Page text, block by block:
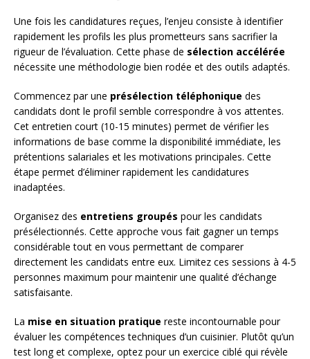
Une fois les candidatures reçues, l’enjeu consiste à identifier
rapidement les profils les plus prometteurs sans sacrifier la
rigueur de l’évaluation. Cette phase de sélection accélérée
nécessite une méthodologie bien rodée et des outils adaptés.
Commencez par une présélection téléphonique des
candidats dont le profil semble correspondre à vos attentes.
Cet entretien court (10-15 minutes) permet de vérifier les
informations de base comme la disponibilité immédiate, les
prétentions salariales et les motivations principales. Cette
étape permet d’éliminer rapidement les candidatures
inadaptées.
Organisez des entretiens groupés pour les candidats
présélectionnés. Cette approche vous fait gagner un temps
considérable tout en vous permettant de comparer
directement les candidats entre eux. Limitez ces sessions à 4-5
personnes maximum pour maintenir une qualité d’échange
satisfaisante.
La mise en situation pratique reste incontournable pour
évaluer les compétences techniques d’un cuisinier. Plutôt qu’un
test long et complexe, optez pour un exercice ciblé qui révèle